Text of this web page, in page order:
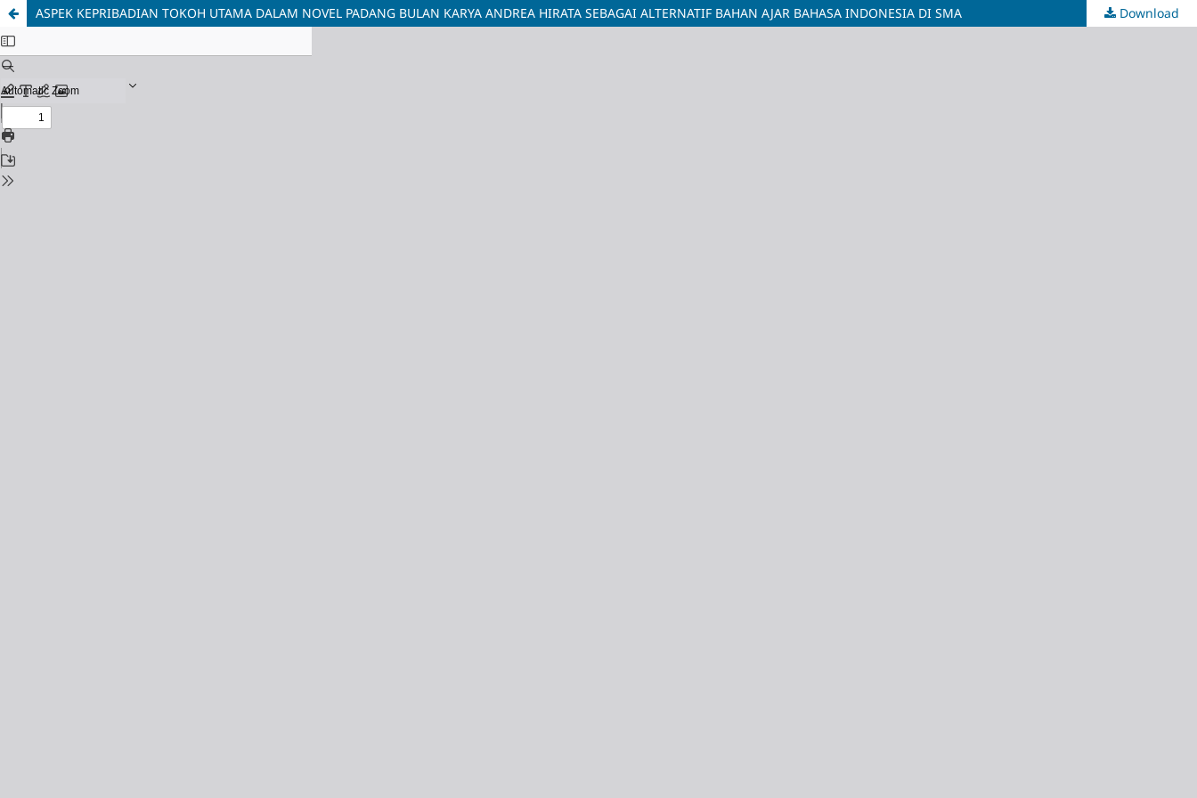
ASPEK KEPRIBADIAN TOKOH UTAMA DALAM NOVEL PADANG BULAN KARYA ANDREA HIRATA SEBAGAI ALTERNATIF BAHAN AJAR BAHASA INDONESIA DI SMA Download